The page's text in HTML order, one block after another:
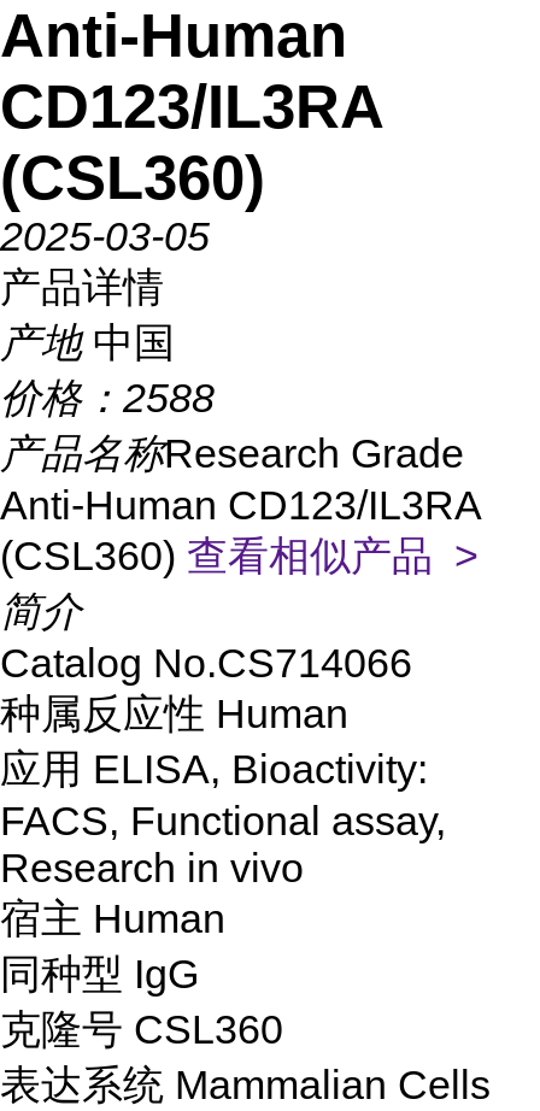
Anti-Human
CD123/IL3RA
(CSL360)
2025-03-05
产品详情
产地 中国
价格： 2588
产品名称Research Grade
Anti-Human CD123/IL3RA
(CSL360) 查看相似产品 >
简介
Catalog No.CS714066
种属反应性 Human
应用 ELISA, Bioactivity:
FACS, Functional assay,
Research in vivo
宿主 Human
同种型 IgG
克隆号 CSL360
表达系统 Mammalian Cells